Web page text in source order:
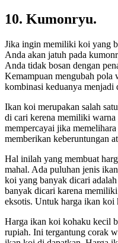
10. Kumonryu.
Jika ingin memiliki koi yang
Anda akan jatuh pada
Anda tidak bosan dengan
Kemampuan mengubah pola
kombinasi keduanya menjadi
Ikan koi merupakan salah
di cari kerena memiliki
mempercayai jika
memberikan keberuntungan
Hal inilah yang membuat
mahal. Ada puluhan jenis
koi yang banyak dicari
banyak dicari karena
eksotis. Untuk harga ikan koi
Harga ikan koi kohaku kecil
rupiah. Ini tergantung corak